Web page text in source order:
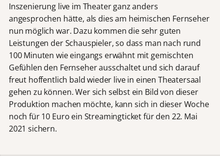
Inszenierung live im Theater ganz anders
angesprochen hätte, als dies am heimischen Fernseher
nun möglich war. Dazu kommen die sehr guten
Leistungen der Schauspieler, so dass man nach rund
100 Minuten wie eingangs erwähnt mit gemischten
Gefühlen den Fernseher ausschaltet und sich darauf
freut hoffentlich bald wieder live in einen Theatersaal
gehen zu können. Wer sich selbst ein Bild von dieser
Produktion machen möchte, kann sich in dieser Woche
noch für 10 Euro ein Streamingticket für den 22. Mai
2021 sichern.